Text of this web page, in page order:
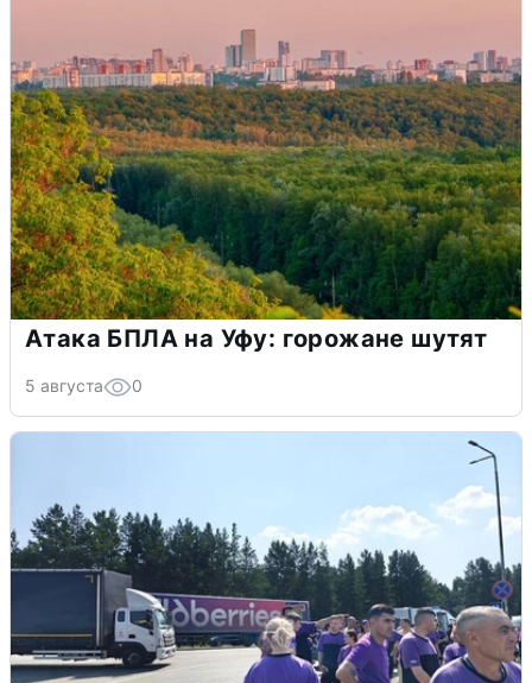
Атака БПЛА на Уфу: горожане шутят
5 августа 0